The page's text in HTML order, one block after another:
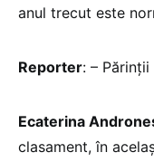
anul trecut este
Reporter: –
Ecaterina
clasament, în